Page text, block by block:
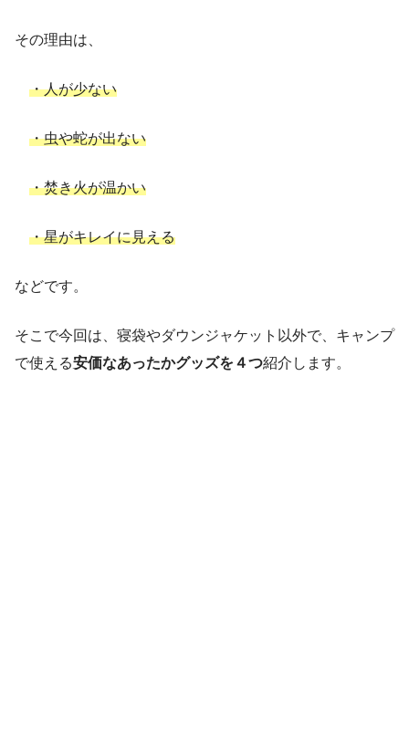
その理由は、
・人が少ない
・虫や蛇が出ない
・焚き火が温かい
・星がキレイに見える
などです。
そこで今回は、寝袋やダウンジャケット以外で、キャンプ
で使える安価なあったかグッズを４つ紹介します。